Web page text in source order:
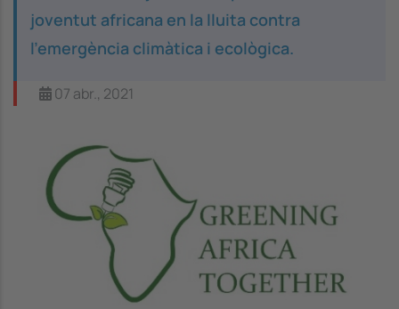
joventut africana en la lluita contra
l'emergència climàtica i ecològica.
07 abr., 2021